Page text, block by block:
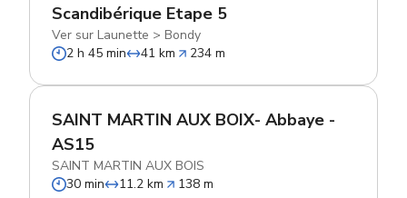
Scandibérique Etape 5
Ver sur Launette > Bondy
2 h 45 min
41 km 234 m
SAINT MARTIN AUX BOIX- Abbaye -
AS15
SAINT MARTIN AUX BOIS
30 min
11.2 km 138 m